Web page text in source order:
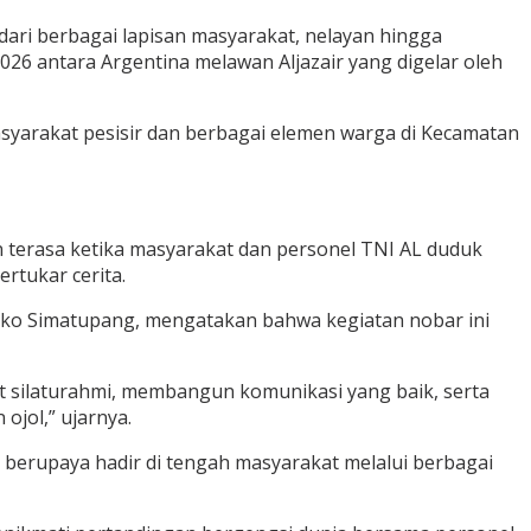
berbagai lapisan masyarakat, nelayan hingga
antara Argentina melawan Aljazair yang digelar oleh
pesisir dan berbagai elemen warga di Kecamatan
ketika masyarakat dan personel TNI AL duduk
cerita.
Simatupang, mengatakan bahwa kegiatan nobar ini
membangun komunikasi yang baik, serta
ujarnya.
hadir di tengah masyarakat melalui berbagai